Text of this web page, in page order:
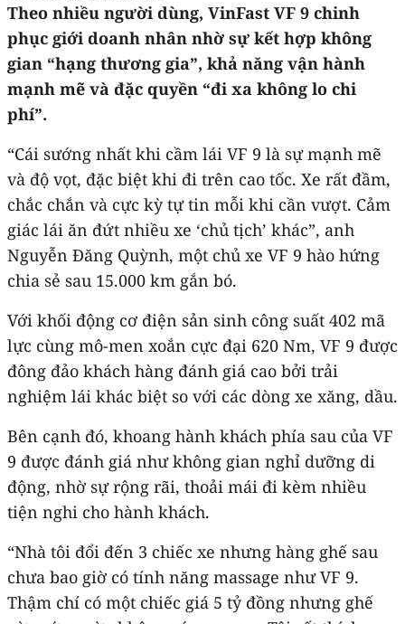
Theo nhiều người dùng, VinFast VF 9 chinh
phục giới doanh nhân nhờ sự kết hợp không
gian “hạng thương gia”, khả năng vận hành
mạnh mẽ và đặc quyền “đi xa không lo chi
phí”.
“Cái sướng nhất khi cầm lái VF 9 là sự mạnh mẽ
và độ vọt, đặc biệt khi đi trên cao tốc. Xe rất đầm,
chắc chắn và cực kỳ tự tin mỗi khi cần vượt. Cảm
giác lái ăn đứt nhiều xe ‘chủ tịch’ khác”, anh
Nguyễn Đăng Quỳnh, một chủ xe VF 9 hào hứng
chia sẻ sau 15.000 km gắn bó.
Với khối động cơ điện sản sinh công suất 402 mã
lực cùng mô-men xoắn cực đại 620 Nm, VF 9 được
đông đảo khách hàng đánh giá cao bởi trải
nghiệm lái khác biệt so với các dòng xe xăng, dầu.
Bên cạnh đó, khoang hành khách phía sau của VF
9 được đánh giá như không gian nghỉ dưỡng di
động, nhờ sự rộng rãi, thoải mái đi kèm nhiều
tiện nghi cho hành khách.
“Nhà tôi đổi đến 3 chiếc xe nhưng hàng ghế sau
chưa bao giờ có tính năng massage như VF 9.
Thậm chí có một chiếc giá 5 tỷ đồng nhưng ghế